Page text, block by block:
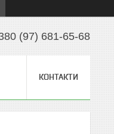
(97) 681-65-68
КОНТАКТИ